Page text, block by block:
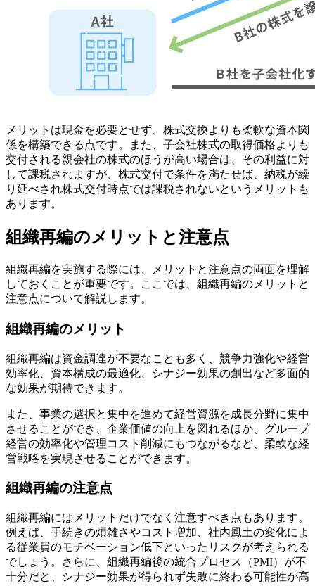
メリットは現金を必要とせず、株式交換よりも柔軟な資本関
係を構築できる点です。また、子会社株式の取得価格よりも
交付される親会社の株式のほうが高い場合は、その利益に対
して課税されますが、株式交付で条件を満たせば、納税が繰
り延べされ株式交付時点では課税されないというメリットも
あります。
組織再編のメリットと注意点
組織再編を実施する際には、メリットと注意点の両面を理解
しておくことが重要です。ここでは、組織再編のメリットと
注意点について解説します。
組織再編のメリット
組織再編は資金調達が不要なことも多く、競争力強化や経営
効率化、資本構成の最適化、シナジー効果の創出など多面的
な効果が期待できます。
また、事業の選択と集中を進めて経営資源を成長分野に集中
させることができ、企業価値の向上を図れるほか、グループ
経営の効率化や管理コスト削減にもつながるなど、柔軟な経
営戦略を実現させることができます。
組織再編の注意点
組織再編にはメリットだけでなく注意すべき点もあります。
例えば、手続きの煩雑さやコスト増加、社内風土の変化によ
る従業員のモチベーション低下といったリスクが考えられる
でしょう。さらに、組織再編後の統合プロセス（PMI）が不
十分だと、シナジー効果が得られず失敗に終わる可能性が高